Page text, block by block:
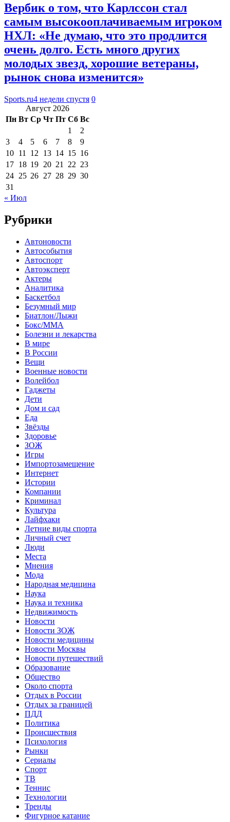
Вербик о том, что Карлссон стал
самым высокооплачиваемым игроком
НХЛ: «Не думаю, что это продлится
очень долго. Есть много других
молодых звезд, хорошие ветераны,
рынок снова изменится»
Sports.ru4 недели спустя 0
Август 2026
Пн Вт Ср Чт Пт Сб Вс
1
2
3
4 5 6 7 8
9
10 11 12 13 14 15 16
17 18 19 20 21 22 23
24 25 26 27 28 29 30
31
« Июл
Рубрики
Автоновости
Автособытия
Автоспорт
Автоэксперт
Актеры
Аналитика
Баскетбол
Безумный мир
Биатлон/Лыжи
Бокс/MMA
Болезни и лекарства
В мире
В России
Вещи
Военные новости
Волейбол
Гаджеты
Дети
Дом и сад
Еда
Звёзды
Здоровье
ЗОЖ
Игры
Импортозамещение
Интернет
Истории
Компании
Криминал
Культура
Лайфхаки
Летние виды спорта
Личный счет
Люди
Места
Мнения
Мода
Народная медицина
Наука
Наука и техника
Недвижимость
Новости
Новости ЗОЖ
Новости медицины
Новости Москвы
Новости путешествий
Образование
Общество
Около спорта
Отдых в России
Отдых за границей
ПДД
Политика
Происшествия
Психология
Рынки
Сериалы
Спорт
ТВ
Теннис
Технологии
Тренды
Фигурное катание